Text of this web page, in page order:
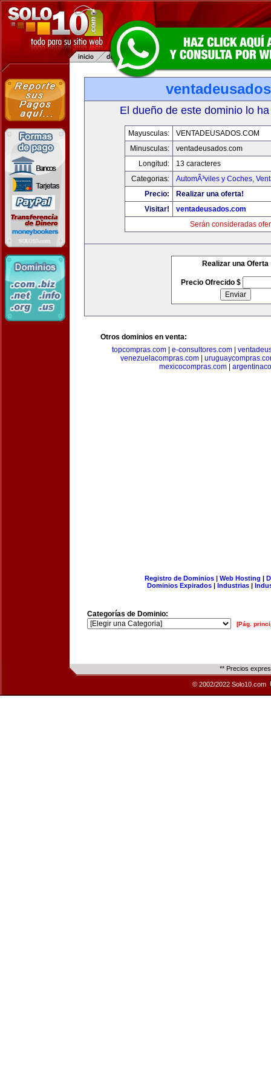
El dueño de este dominio lo
Mayusculas:
VENTADEUSADOS.COM
Minusculas:
ventadeusados.com
Longitud:
13 caracteres
Categorias:
AutomÃ³viles y Coches,
Precio:
Realizar una oferta!
Visitar!
ventadeusados.com
Serán consideradas
Realizar una Oferta
Precio Ofrecido $
Otros dominios en venta:
topcompras.com
e-consultores.com
venezuelacompras.com|
mexicocompras.com
Registro de Dominios| Web Hosting |
Dominios Expirados | Industrias |
Categorías de Dominio:
[Pág.
** Precios
© 2002/2022 Solo10.com